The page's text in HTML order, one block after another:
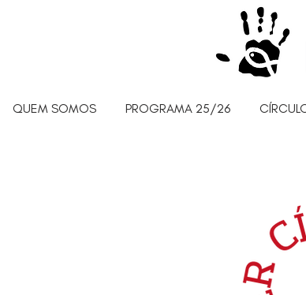
QUEM SOMOS PROGRAMA 25/26